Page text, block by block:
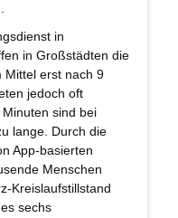
in
in Großstädten die
Mittel erst nach 9
jedoch oft
sind bei
lange. Durch die
App-basierten
Menschen
Kreislaufstillstand
sechs